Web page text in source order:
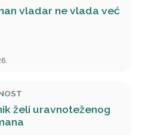
vladar ne vlada već
želi uravnoteženog